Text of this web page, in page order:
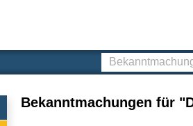
Bekanntmachungen
finden
Bekanntmachungen für